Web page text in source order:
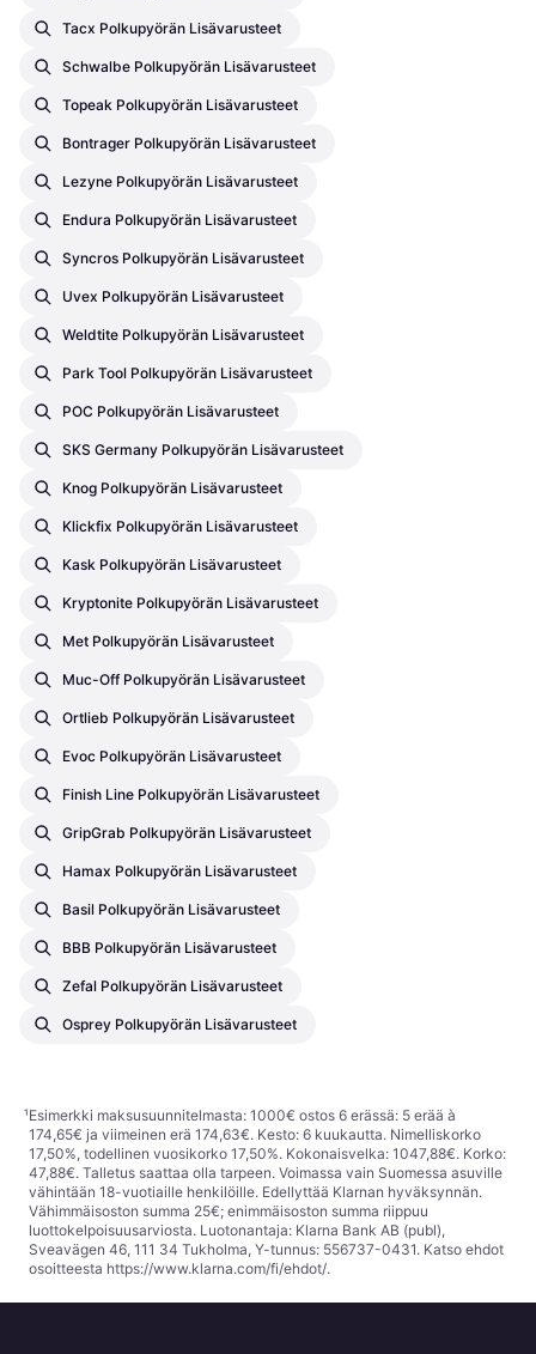
Tacx Polkupyörän Lisävarusteet
Schwalbe Polkupyörän Lisävarusteet
Topeak Polkupyörän Lisävarusteet
Bontrager Polkupyörän Lisävarusteet
Lezyne Polkupyörän Lisävarusteet
Endura Polkupyörän Lisävarusteet
Syncros Polkupyörän Lisävarusteet
Uvex Polkupyörän Lisävarusteet
Weldtite Polkupyörän Lisävarusteet
Park Tool Polkupyörän Lisävarusteet
POC Polkupyörän Lisävarusteet
SKS Germany Polkupyörän Lisävarusteet
Knog Polkupyörän Lisävarusteet
Klickfix Polkupyörän Lisävarusteet
Kask Polkupyörän Lisävarusteet
Kryptonite Polkupyörän Lisävarusteet
Met Polkupyörän Lisävarusteet
Muc-Off Polkupyörän Lisävarusteet
Ortlieb Polkupyörän Lisävarusteet
Evoc Polkupyörän Lisävarusteet
Finish Line Polkupyörän Lisävarusteet
GripGrab Polkupyörän Lisävarusteet
Hamax Polkupyörän Lisävarusteet
Basil Polkupyörän Lisävarusteet
BBB Polkupyörän Lisävarusteet
Zefal Polkupyörän Lisävarusteet
Osprey Polkupyörän Lisävarusteet
¹Esimerkki maksusuunnitelmasta: 1000€ ostos 6 erässä: 5 erää à
174,65€ ja viimeinen erä 174,63€. Kesto: 6 kuukautta. Nimelliskorko
17,50%, todellinen vuosikorko 17,50%. Kokonaisvelka: 1047,88€. Korko:
47,88€. Talletus saattaa olla tarpeen. Voimassa vain Suomessa asuville
vähintään 18-vuotiaille henkilöille. Edellyttää Klarnan hyväksynnän.
Vähimmäisoston summa 25€; enimmäisoston summa riippuu
luottokelpoisuusarviosta. Luotonantaja: Klarna Bank AB (publ),
Sveavägen 46, 111 34 Tukholma, Y-tunnus: 556737-0431. Katso ehdot
osoitteesta https://www.klarna.com/fi/ehdot/.